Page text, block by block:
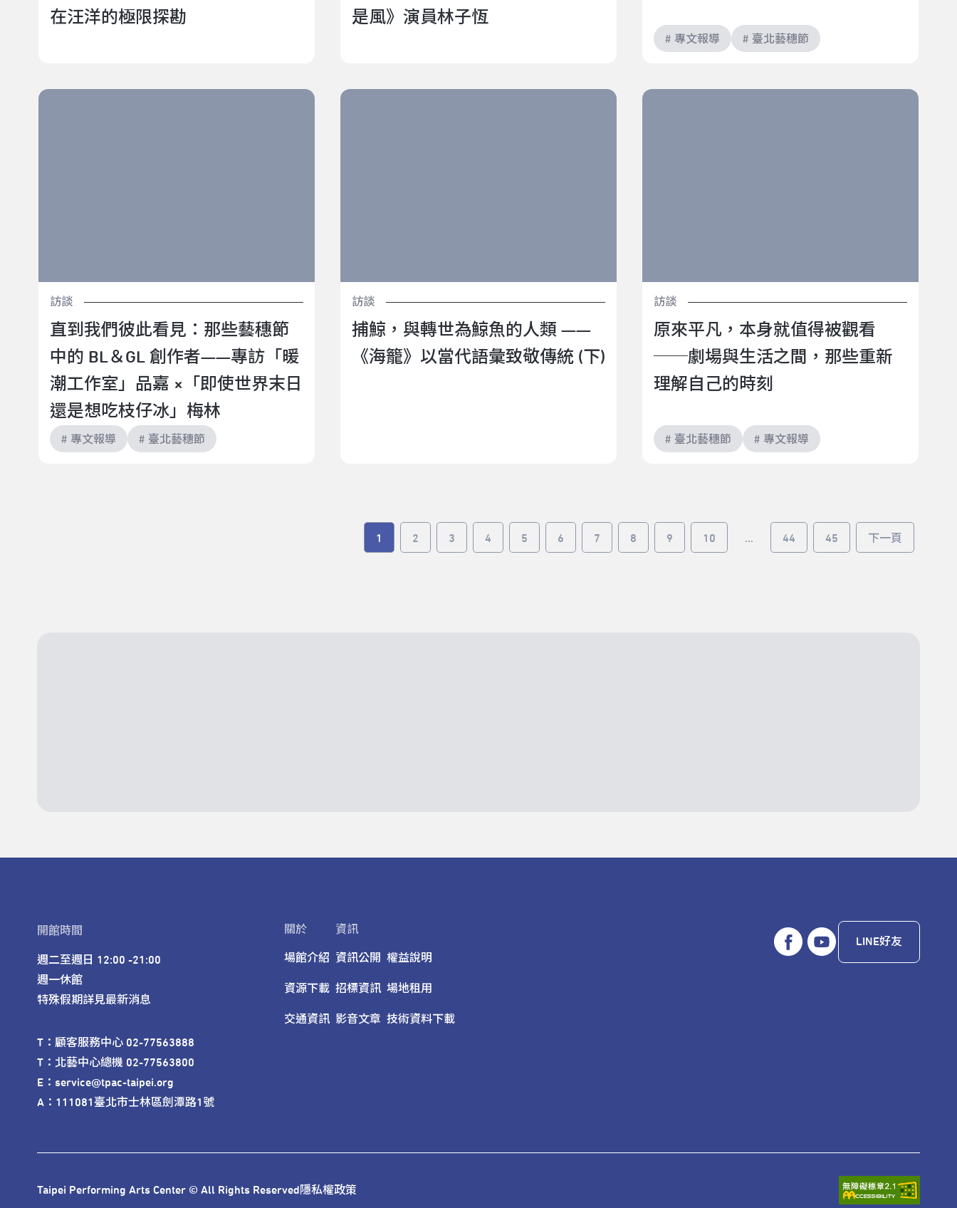
在汪洋的極限探勘
是風》演員林子恆
# 專文報導 # 臺北藝穗節
直到我們彼此看見：那些藝穗節中的 BL＆GL 創作者
訪談
直到我們彼此看見：那些藝穗節
中的 BL＆GL 創作者——專訪「暖
潮工作室」品嘉 ×「即使世界末日
還是想吃枝仔冰」梅林
# 專文報導 # 臺北藝穗節
捕鯨，與轉世為鯨魚的人類 ——《海籠》以當代語彙致
訪談
捕鯨，與轉世為鯨魚的人類 ——
《海籠》以當代語彙致敬傳統 (下)
原來平凡，本身就值得被觀看 ──劇場與生活之間，那
訪談
原來平凡，本身就值得被觀看
──劇場與生活之間，那些重新
理解自己的時刻
# 臺北藝穗節 # 專文報導
1 2 3 4 5 6 7 8 9 10 ... 44 45 下一頁
開館時間
週二至週日 12:00 -21:00
週一休館
特殊假期詳見最新消息
T：顧客服務中心 02-77563888
T：北藝中心總機 02-77563800
E：service@tpac-taipei.org
A：111081臺北市士林區劍潭路1號
關於
場館介紹
資源下載
交通資訊
資訊
資訊公開
招標資訊
影音文章
權益說明
場地租用
技術資料下載
LINE好友
Taipei Performing Arts Center © All Rights Reserved隱私權政策